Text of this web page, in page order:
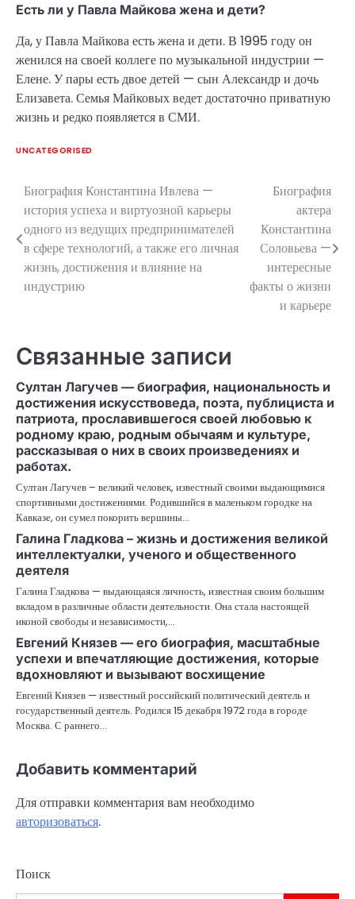
Есть ли у Павла Майкова жена и дети?
Да, у Павла Майкова есть жена и дети. В 1995 году он
женился на своей коллеге по музыкальной индустрии —
Елене. У пары есть двое детей — сын Александр и дочь
Елизавета. Семья Майковых ведет достаточно приватную
жизнь и редко появляется в СМИ.
UNCATEGORISED
Навигация
по
записям
Биография Константина Ивлева —
история успеха и виртуозной карьеры
одного из ведущих предпринимателей
в сфере технологий, а также его личная
жизнь, достижения и влияние на
индустрию
Биография
актера
Константина
Соловьева —
интересные
факты о жизни
и карьере
Связанные записи
Султан Лагучев — биография, национальность и
достижения искусствоведа, поэта, публициста и
патриота, прославившегося своей любовью к
родному краю, родным обычаям и культуре,
рассказывая о них в своих произведениях и
работах.
Султан Лагучев – великий человек, известный своими выдающимися
спортивными достижениями. Родившийся в маленьком городке на
Кавказе, он сумел покорить вершины…
Галина Гладкова – жизнь и достижения великой
интеллектуалки, ученого и общественного
деятеля
Галина Гладкова — выдающаяся личность, известная своим большим
вкладом в различные области деятельности. Она стала настоящей
иконой свободы и независимости,…
Евгений Князев — его биография, масштабные
успехи и впечатляющие достижения, которые
вдохновляют и вызывают восхищение
Евгений Князев — известный российский политический деятель и
государственный деятель. Родился 15 декабря 1972 года в городе
Москва. С раннего…
Добавить комментарий
Для отправки комментария вам необходимо
авторизоваться.
Поиск